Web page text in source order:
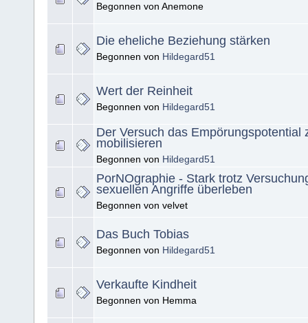
Begonnen von Anemone
Die eheliche Beziehung stärken
Begonnen von Hildegard51
Wert der Reinheit
Begonnen von Hildegard51
Der Versuch das Empörungspotential
mobilisieren
Begonnen von Hildegard51
PorNOgraphie - Stark trotz
sexuellen Angriffe überleben
Begonnen von velvet
Das Buch Tobias
Begonnen von Hildegard51
Verkaufte Kindheit
Begonnen von Hemma